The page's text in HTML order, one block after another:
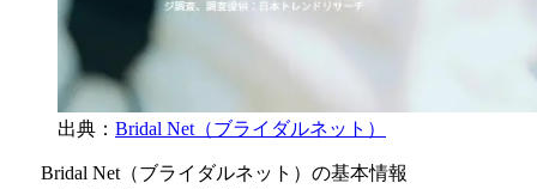
出典： Bridal Net（ブライダルネット）
Bridal Net（ブライダルネット）の基本情報